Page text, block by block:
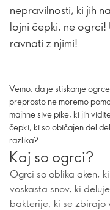
nepravilnosti, ki jih
lojni čepki, ne ogrci!
ravnati z njimi!
Vemo, da je stiskanje
preprosto ne moremo
majhne sive pike, ki jih
čepki, ki so običajen del
razlika?
Kaj so ogrci?
Ogrci so oblika aken,
voskasta snov, ki
bakterije, ki se zbirajo